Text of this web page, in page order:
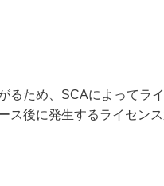
るため、SCAによってラ
ス後に発生するライセン